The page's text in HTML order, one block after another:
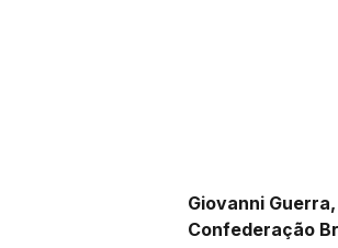
Giovanni
Confederação